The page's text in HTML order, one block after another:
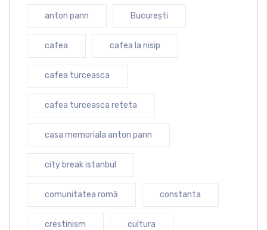
anton pann București
cafea cafea la nisip
cafea turceasca
cafea turceasca reteta
casa memoriala anton pann
city break istanbul
comunitatea romă constanta
crestinism cultura